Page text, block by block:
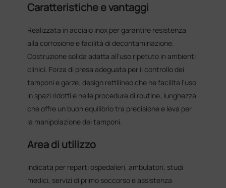
Caratteristiche e vantaggi
Realizzata in acciaio inox per garantire resistenza
alla corrosione e facilità di decontaminazione.
Costruzione solida adatta all'uso ripetuto in ambienti
clinici. Forza di presa adeguata per il controllo dei
tamponi e garze; design rettilineo che ne facilita l'uso
in spazi ridotti e nelle procedure di routine; lunghezza
che offre un buon equilibrio tra precisione e leva per
la manipolazione dei tamponi.
Area di utilizzo
Indicata per reparti ospedalieri, ambulatori, studi
medici, servizi di primo soccorso e assistenza